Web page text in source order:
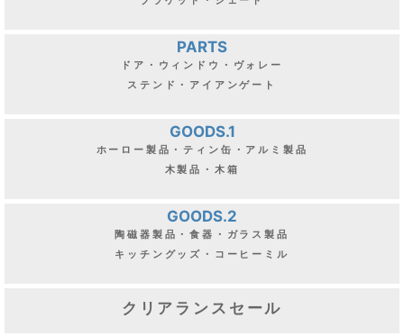
PARTS
ドア・ウィンドウ・ヴォレー
ステンド・アイアンゲート
GOODS.1
ホーロー製品・ティン缶・アルミ製品
木製品・木箱
GOODS.2
陶磁器製品・食器・ガラス製品
キッチングッズ・コーヒーミル
クリアランスセール